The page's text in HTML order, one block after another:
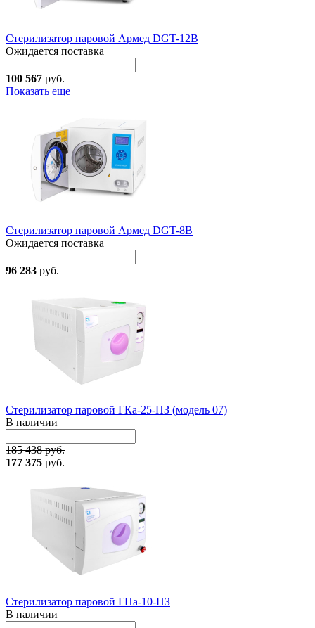
Стерилизатор паровой Армед DGT-12B
Ожидается поставка
100 567 руб.
Показать еще
Стерилизатор паровой Армед DGT-8B
Ожидается поставка
96 283 руб.
Стерилизатор паровой ГКа-25-ПЗ (модель 07)
В наличии
185 438 руб.
177 375 руб.
Стерилизатор паровой ГПа-10-ПЗ
В наличии